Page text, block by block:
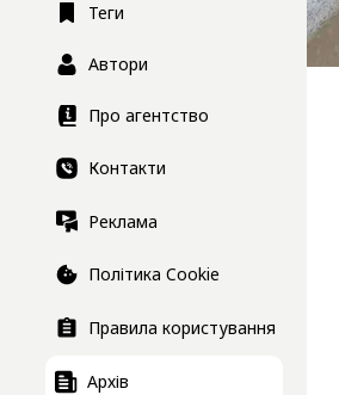
Теги
Автори
Про агентство
Контакти
Реклама
Політика Cookie
Правила користування
Архів